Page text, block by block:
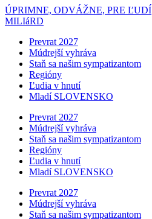
ÚPRIMNE, ODVÁŽNE, PRE ĽUDÍ
MILIáRD
Prevrat 2027
Múdrejší vyhráva
Staň sa našim sympatizantom
Regióny
Ľudia v hnutí
Mladí SLOVENSKO
Prevrat 2027
Múdrejší vyhráva
Staň sa našim sympatizantom
Regióny
Ľudia v hnutí
Mladí SLOVENSKO
Prevrat 2027
Múdrejší vyhráva
Staň sa našim sympatizantom